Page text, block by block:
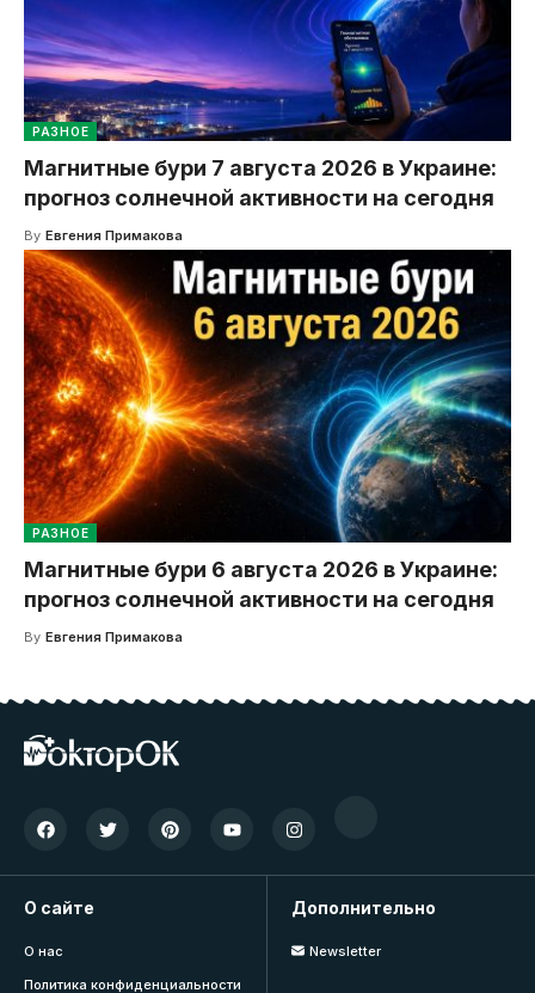
РАЗНОЕ
Магнитные бури 7 августа 2026 в Украине:
прогноз солнечной активности на сегодня
By Евгения Примакова
РАЗНОЕ
Магнитные бури 6 августа 2026 в Украине:
прогноз солнечной активности на сегодня
By Евгения Примакова
О сайте
О нас
Политика конфиденциальности
Дополнительно
Newsletter